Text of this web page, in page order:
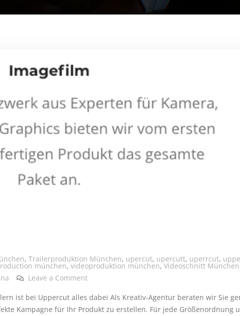
, Trailerproduktion München, upercut, upercutt, uperrcut,
münchen, videoproduktion münchen,Videoschnitt München
Leave a Commenton Agenturleistung
ist bei Uppercut alles dabei Als Kreativ-Agentur beraten wir Sie
Kampagne für Ihr Produkt zu erstellen. Für jede Größenordnung